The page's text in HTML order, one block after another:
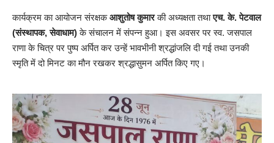
कार्यक्रम का आयोजन संरक्षकआशुतोष कुमारकी अध्यक्षता तथाएच. के. पेटवाल
(संस्थापक, सेवाधाम)के संचालन में संपन्न हुआ। इस अवसर पर स्व. जसपाल
राणा के चित्र पर पुष्प अर्पित कर उन्हें भावभीनी श्रद्धांजलि दी गई तथा उनकी
स्मृति में दो मिनट का मौन रखकर श्रद्धासुमन अर्पित किए गए।